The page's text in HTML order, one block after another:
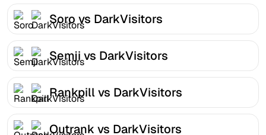
Soro vs DarkVisitors
Semji vs DarkVisitors
Rankpill vs DarkVisitors
Outrank vs DarkVisitors